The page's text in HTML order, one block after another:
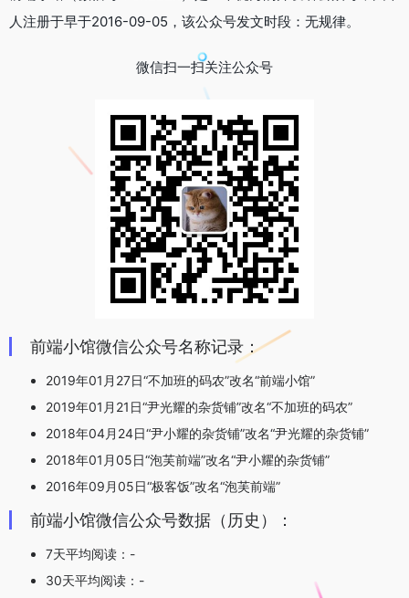
人注册于早于2016-09-05，该公众号发文时段：无规律。
微信扫一扫关注公众号
前端小馆微信公众号名称记录：
2019年01月27日“不加班的码农”改名“前端小馆”
2019年01月21日“尹光耀的杂货铺”改名“不加班的码农”
2018年04月24日“尹小耀的杂货铺”改名“尹光耀的杂货铺”
2018年01月05日“泡芙前端”改名“尹小耀的杂货铺”
2016年09月05日“极客饭”改名“泡芙前端”
前端小馆微信公众号数据（历史）：
7天平均阅读：-
30天平均阅读：-